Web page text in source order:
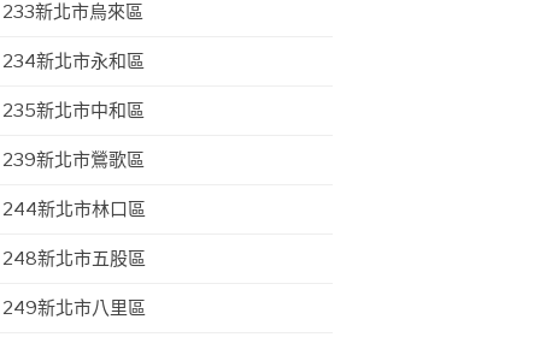
233新北市烏來區
234新北市永和區
235新北市中和區
239新北市鶯歌區
244新北市林口區
248新北市五股區
249新北市八里區